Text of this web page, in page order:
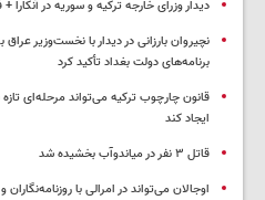
دیدار وزرای خارجه ترکیه و سوریه در آنکارا +
نچیروان بارزانی در دیدار با نخست‌وزیر
برنامه‌های دولت بغداد تأکید کرد
قانون چارچوب ترکیه می‌تواند مرحله‌ای
ایجاد کند
قاتل ٣ نفر در میاندوآب بخشیده شد
اوجالان می‌تواند در امرالی با